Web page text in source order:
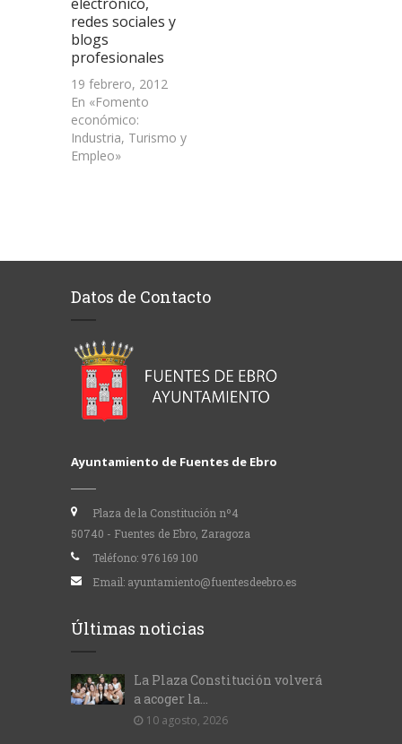
redes sociales y
blogs
profesionales
19 febrero, 2012
En «Fomento
económico:
Industria, Turismo y
Empleo»
Datos de Contacto
Ayuntamiento de Fuentes de Ebro
Plaza de la Constitución nº4
50740 - Fuentes de Ebro, Zaragoza
Teléfono: 976 169 100
Email: ayuntamiento@fuentesdeebro.es
Últimas noticias
La Plaza Constitución volverá
a acoger la...
10 agosto, 2026